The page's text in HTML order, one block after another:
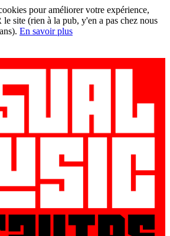
pour améliorer votre expérience,
le site (rien à la pub, y'en a pas chez nous
En savoir plus